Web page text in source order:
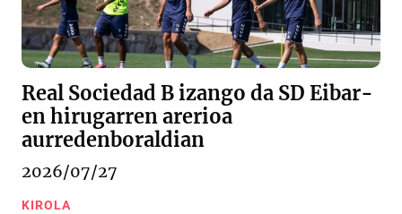
Real Sociedad B izango da SD Eibar-
en hirugarren arerioa
aurredenboraldian
2026/07/27
KIROLA